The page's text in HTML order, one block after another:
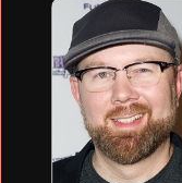
Winslet Lavian